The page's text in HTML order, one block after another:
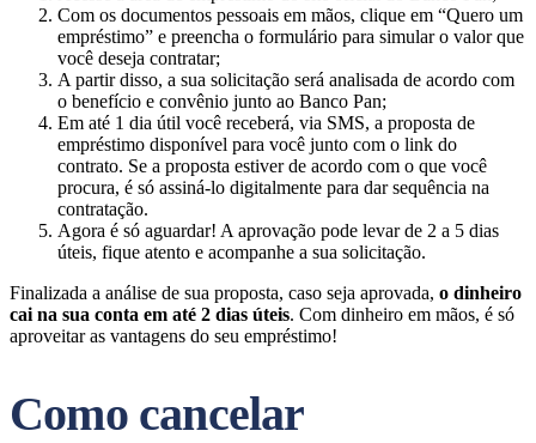
Com os documentos pessoais em mãos, clique em “Quero um
empréstimo” e preencha o formulário para simular o valor que
você deseja contratar;
A partir disso, a sua solicitação será analisada de acordo com
o benefício e convênio junto ao Banco Pan;
Em até 1 dia útil você receberá, via SMS, a proposta de
empréstimo disponível para você junto com o link do
contrato. Se a proposta estiver de acordo com o que você
procura, é só assiná-lo digitalmente para dar sequência na
contratação.
Agora é só aguardar! A aprovação pode levar de 2 a 5 dias
úteis, fique atento e acompanhe a sua solicitação.
Finalizada a análise de sua proposta, caso seja aprovada, o dinheiro
cai na sua conta em até 2 dias úteis. Com dinheiro em mãos, é só
aproveitar as vantagens do seu empréstimo!
Como cancelar